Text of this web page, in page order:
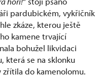
pardubickém, vykřičník
zkáze, kterou ještě
kamene trvající
bohužel likvidaci
která se na sklonku
do kamenolomu.